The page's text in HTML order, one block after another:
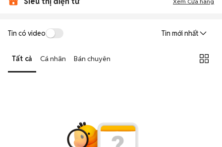
Tin có video Tin mới nhất
Tất cả Cá nhân Bán chuyên